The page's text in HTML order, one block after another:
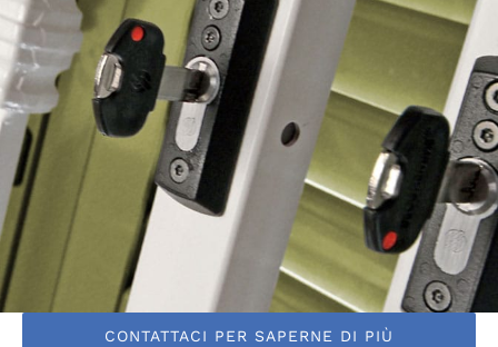
CONTATTACI PER SAPERNE DI PIÙ